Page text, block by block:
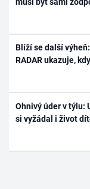
Blíží se další
RADAR ukazuje,
Ohnivý úder v týlu:
si vyžádal i život